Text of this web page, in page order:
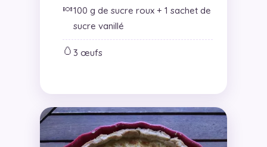
🍬100 g de sucre roux + 1 sachet de
sucre vanillé
🥚 3 œufs